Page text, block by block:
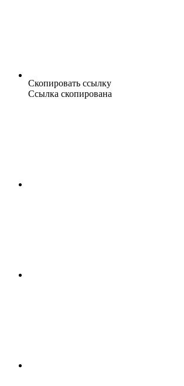
Скопировать ссылку
Ссылка скопирована